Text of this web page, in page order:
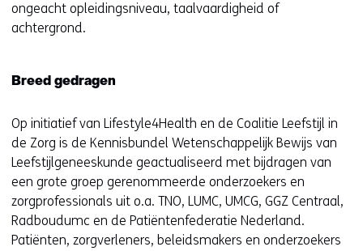
v
e
i
s
t
n
a
a
r
e
ongeacht opleidingsniveau, taalvaardigheid of
achtergrond.
Breed gedragen
Op initiatief van Lifestyle4Health en de Coalitie Leefstijl in
de Zorg is de Kennisbundel Wetenschappelijk Bewijs van
Leefstijlgeneeskunde geactualiseerd met bijdragen van
een grote groep gerenommeerde onderzoekers en
zorgprofessionals uit o.a. TNO, LUMC, UMCG, GGZ Centraal,
Radboudumc en de Patiëntenfederatie Nederland.
Patiënten, zorgverleners, beleidsmakers en onderzoekers